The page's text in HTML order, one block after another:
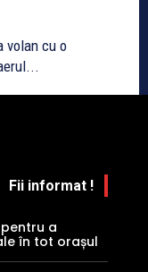
volan cu o
Fii informat !
a
în tot orașul